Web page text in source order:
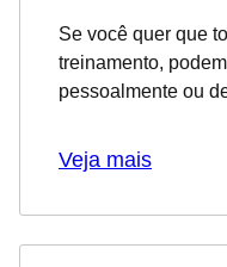
Se você quer que
treinamento,
pessoalmente ou
Veja mais